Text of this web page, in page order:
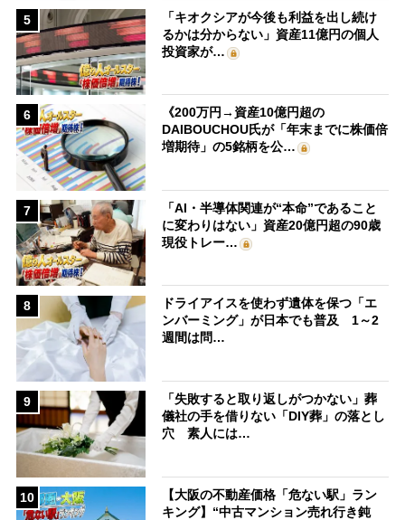
5
「キオクシアが今後も利益を出し続け
るかは分からない」資産11億円の個人
投資家が…
6
《200万円→資産10億円超の
DAIBOUCHOU氏が「年末までに株価倍
増期待」の5銘柄を公…
7
「AI・半導体関連が“本命”であること
に変わりはない」資産20億円超の90歳
現役トレー…
8
ドライアイスを使わず遺体を保つ「エ
ンバーミング」が日本でも普及 1～2
週間は問…
9
「失敗すると取り返しがつかない」葬
儀社の手を借りない「DIY葬」の落とし
穴 素人には…
10
【大阪の不動産価格「危ない駅」ラン
キング】“中古マンション売れ行き鈍